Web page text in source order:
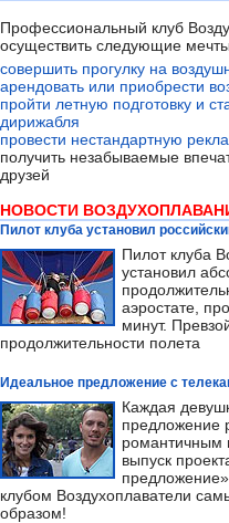
Профессиональный клуб
осуществить следующие
совершить прогулку на
арендовать или приобрести
пройти летную подготовку и
дирижабля
провести нестандартную
получить незабываемые
друзей
НОВОСТИ
Пилот клуба установил
Пилот клуба
установил
аэростате,
минут.
продолжительности полета
Идеальное предложение с
Каждая
предложение
романтичным
выпуск
клубом Воздухоплаватели
образом!